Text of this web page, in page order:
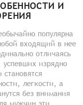
И
популярна
входящий в нее
отличаясь
успевших изрядно
легкости, а
без внимания
мужчин эти